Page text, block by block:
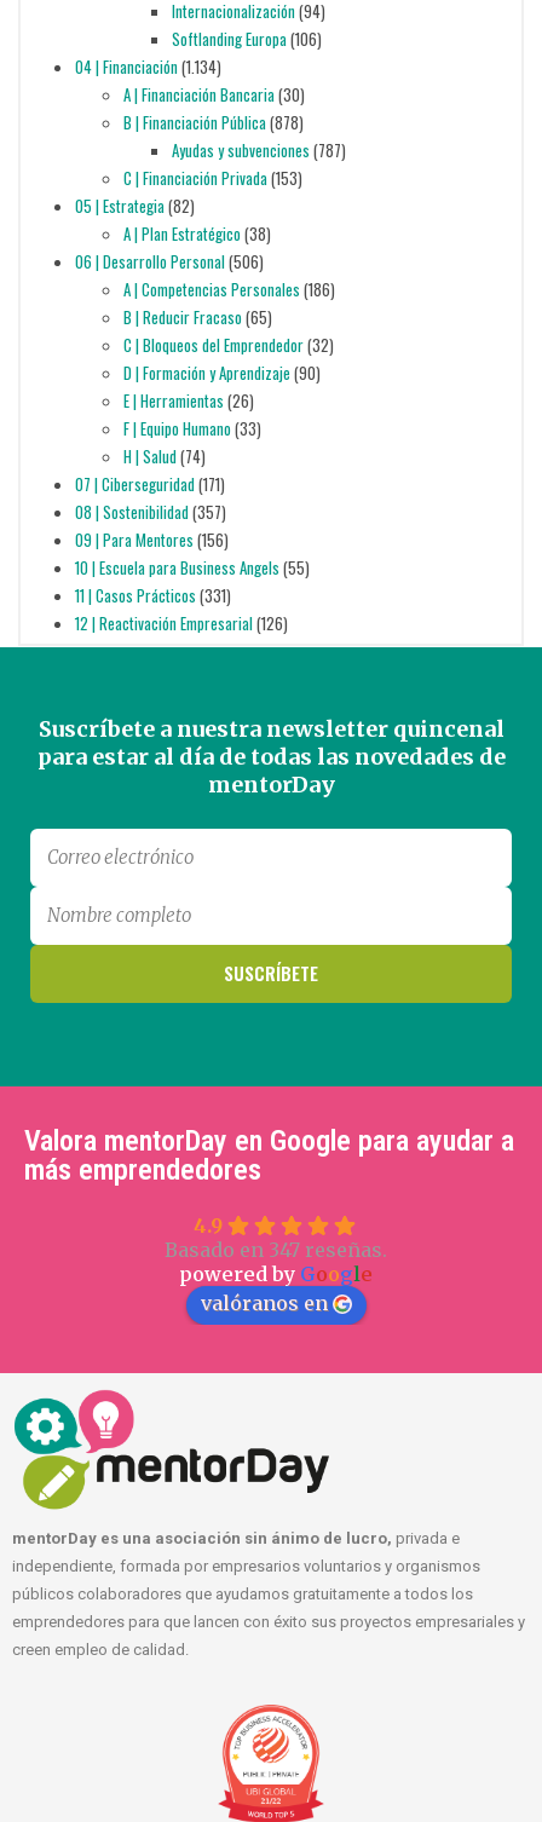
Internacionalización(94)
Softlanding Europa(106)
04 | Financiación(1.134)
A | Financiación Bancaria(30)
B | Financiación Pública(878)
Ayudas y subvenciones (787)
C | Financiación Privada(153)
05 | Estrategia(82)
A | Plan Estratégico(38)
06 | Desarrollo Personal(506)
A | Competencias Personales (186)
B | Reducir Fracaso(65)
C | Bloqueos del Emprendedor(32)
D | Formación y Aprendizaje (90)
E | Herramientas (26)
F | Equipo Humano(33)
H | Salud(74)
07 | Ciberseguridad(171)
08 | Sostenibilidad(357)
09 | Para Mentores (156)
10 | Escuela para Business Angels (55)
11 | Casos Prácticos (331)
12 | Reactivación Empresarial(126)
Suscríbete a nuestra newsletter quincenal
para estar al día de todas las novedades de
mentorDay
Valora mentorDay en Google para ayudar a
más emprendedores
4.9
Basado en 347 reseñas.
powered by Google
valóranos en
mentorDay es una asociación sin ánimo de lucro, privada e
independiente, formada por empresarios voluntarios y organismos
públicos colaboradores que ayudamos gratuitamente a todos los
emprendedores para que lancen con éxito sus proyectos empresariales y
creen empleo de calidad.